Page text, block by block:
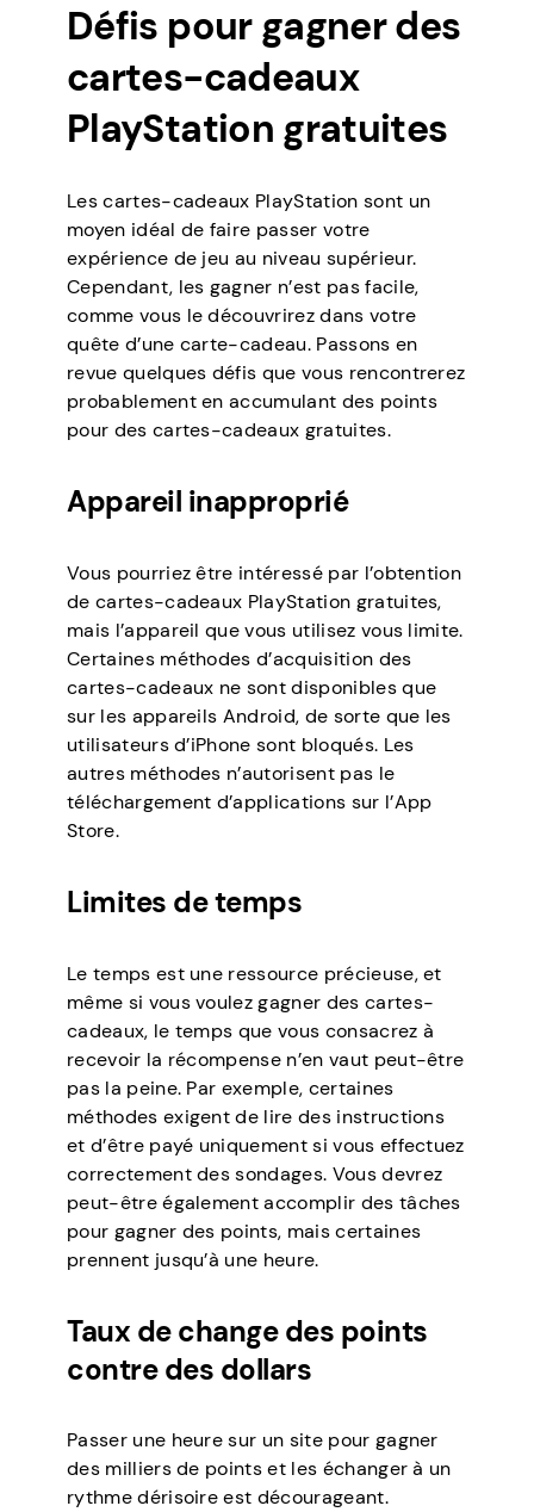
Défis pour gagner des
cartes-cadeaux
PlayStation gratuites
Les cartes-cadeaux PlayStation sont un
moyen idéal de faire passer votre
expérience de jeu au niveau supérieur.
Cependant, les gagner n’est pas facile,
comme vous le découvrirez dans votre
quête d’une carte-cadeau. Passons en
revue quelques défis que vous rencontrerez
probablement en accumulant des points
pour des cartes-cadeaux gratuites.
Appareil inapproprié
Vous pourriez être intéressé par l’obtention
de cartes-cadeaux PlayStation gratuites,
mais l’appareil que vous utilisez vous limite.
Certaines méthodes d’acquisition des
cartes-cadeaux ne sont disponibles que
sur les appareils Android, de sorte que les
utilisateurs d’iPhone sont bloqués. Les
autres méthodes n’autorisent pas le
téléchargement d’applications sur l’App
Store.
Limites de temps
Le temps est une ressource précieuse, et
même si vous voulez gagner des cartes-
cadeaux, le temps que vous consacrez à
recevoir la récompense n’en vaut peut-être
pas la peine. Par exemple, certaines
méthodes exigent de lire des instructions
et d’être payé uniquement si vous effectuez
correctement des sondages. Vous devrez
peut-être également accomplir des tâches
pour gagner des points, mais certaines
prennent jusqu’à une heure.
Taux de change des points
contre des dollars
Passer une heure sur un site pour gagner
des milliers de points et les échanger à un
rythme dérisoire est décourageant.